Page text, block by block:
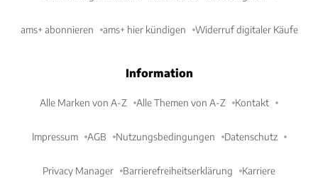
ams+ abonnieren ams+ hier kündigen Widerruf digitaler Käufe
Information
Alle Marken von A-Z Alle Themen von A-Z Kontakt
Impressum AGB Nutzungsbedingungen Datenschutz
Privacy Manager Barrierefreiheitserklärung Karriere